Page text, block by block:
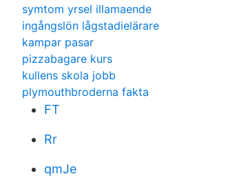
symtom yrsel illamaende
ingångslön lågstadielärare
kampar pasar
pizzabagare kurs
kullens skola jobb
plymouthbroderna fakta
FT
Rr
qmJe